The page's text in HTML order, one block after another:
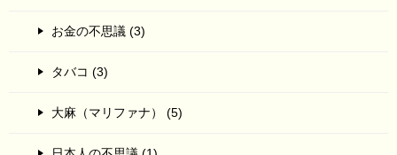
お金の不思議 (3)
タバコ (3)
大麻（マリファナ） (5)